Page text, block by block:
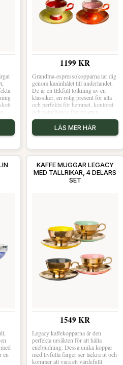
1199 KR
Grandma-espressokopparna tar dig
genom kaninhålet till underlandet.
De är en lEkfull tolkning av en
klassiker, en rolig present för alla
och perfekta för hemmet, kontoret
och naturligtvis för tepartyn.
LÄS MER HÄR
en
KAFFE MUGGAR LEGACY
MED TALLRIKAR, 4 DELARS
SET
1549 KR
Legacy kaffekopparna är den
perfekta ursäkten för att hålla
enebjudning. Dessa unika koppar
med livfulla färger ser läckra ut och
kommer att vara ett värdefullt